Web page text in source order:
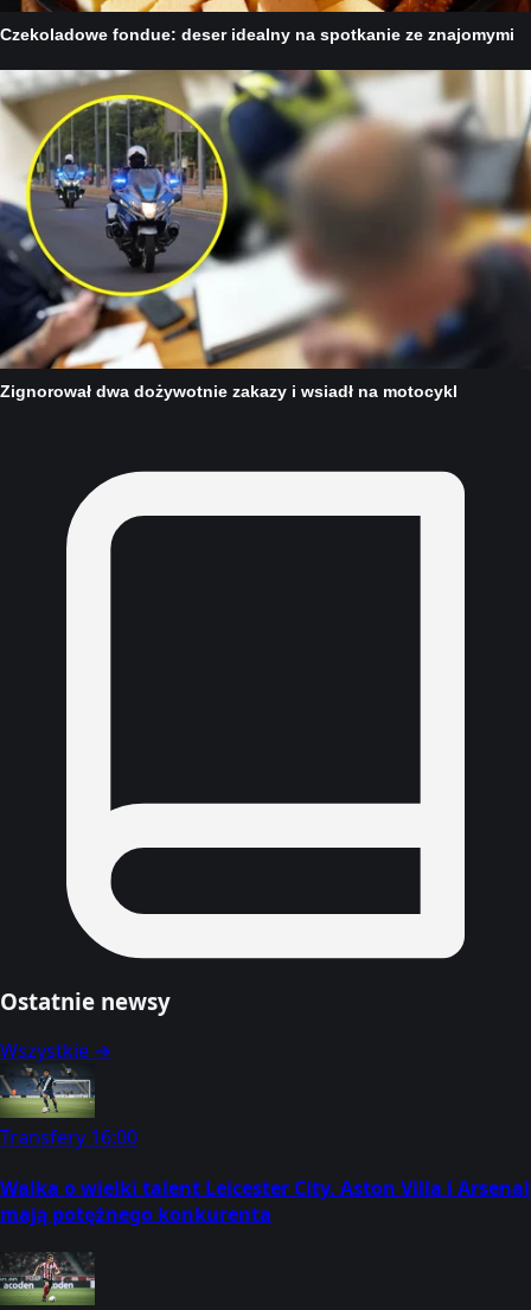
Ostatnie newsy
Wszystkie →
Transfery 16:00
Walka o wielki talent Leicester City. Aston Villa i Arsenal
mają potężnego konkurenta